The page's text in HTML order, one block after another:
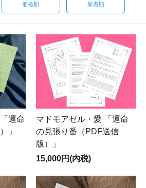
価格順 新着順
運命
）」
マドモアゼル・愛 「運命
の見張り番（PDF送信
版）」
15,000円(内税)